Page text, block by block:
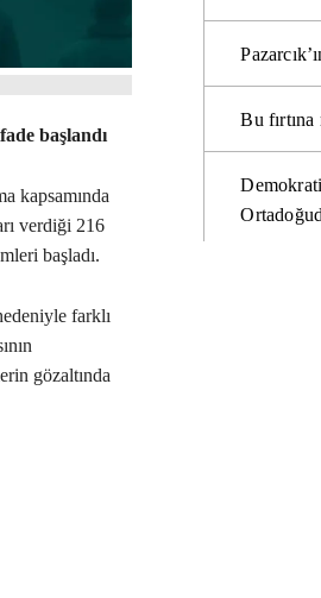
başlandı
kapsamında
verdiği 216
başladı.
farklı
gözaltında
Bu